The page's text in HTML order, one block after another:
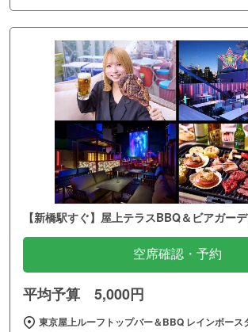
【新橋駅すぐ】屋上テラスBBQ＆ビアガー
空席確認・予約
平均予算 5,000円
東京屋上ルーフトップバー＆BBQ レインボース